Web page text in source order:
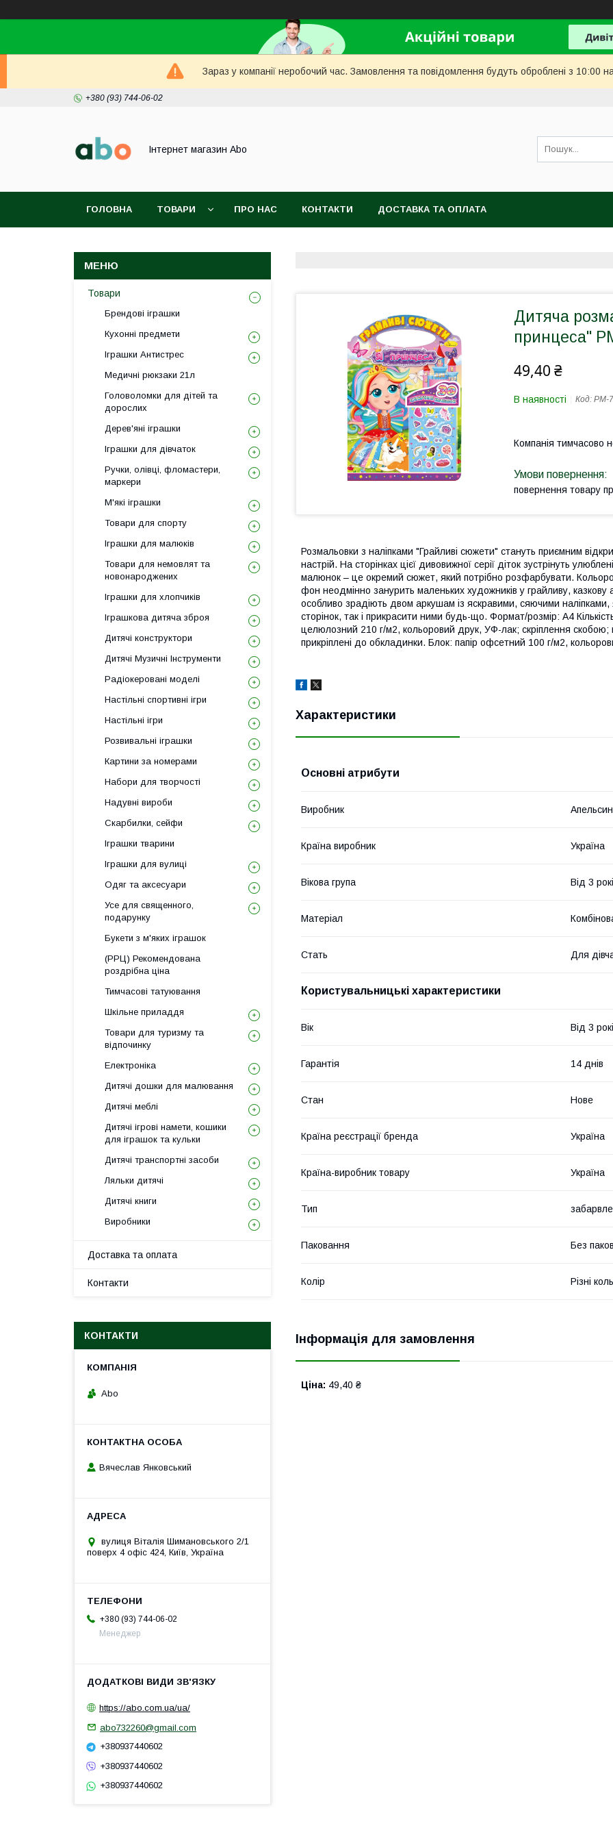
Зараз у компанії неробочий час. Замовлення та повідомлення будуть оброблені з 10:00
+380 (93) 744-06-02
Інтернет магазин Abo
ГОЛОВНА ТОВАРИ ПРО НАС КОНТАКТИ ДОСТАВКА ТА ОПЛАТА
Дитяча
принцеса"
49,40 ₴
В наявності Код: РМ-
Компанія тимчасово
повернення товару
Розмальовки з наліпками "Грайливі сюжети" стануть приємним
настрій. На сторінках цієї дивовижної серії діток зустрінуть
малюнок – це окремий сюжет, який потрібно розфарбувати.
фон неодмінно занурить маленьких художників у грайливу,
особливо зрадіють двом аркушам із яскравими, сяючими
сторінок, так і прикрасити ними будь-що. Формат/розмір: А4
целюлозний 210 г/м2, кольоровий друк, УФ-лак; скріплення скобою;
прикріплені до обкладинки. Блок: папір офсетний 100 г/м2,
Характеристики
Основні атрибути
Виробник Апельсин
Країна виробник Україна
Вікова група Від 3
Матеріал
Стать Для
Користувальницькі характеристики
Вік Від 3
Гарантія 14 днів
Стан Нове
Країна реєстрації бренда Україна
Країна-виробник товару Україна
Тип
Паковання Без
Колір Різні
Інформація для замовлення
Ціна: 49,40 ₴
Товари
Брендові іграшки
Кухонні предмети
Іграшки Антистрес
Медичні рюкзаки 21л
Головоломки для дітей та
дорослих
Дерев'яні іграшки
Іграшки для дівчаток
Ручки, олівці, фломастери,
маркери
М'які іграшки
Товари для спорту
Іграшки для малюків
Товари для немовлят та
новонароджених
Іграшки для хлопчиків
Іграшкова дитяча зброя
Дитячі конструктори
Дитячі Музичні Інструменти
Радіокеровані моделі
Настільні спортивні ігри
Настільні ігри
Розвивальні іграшки
Картини за номерами
Набори для творчості
Надувні вироби
Скарбилки, сейфи
Іграшки тварини
Іграшки для вулиці
Одяг та аксесуари
Усе для священного,
подарунку
Букети з м'яких іграшок
(РРЦ) Рекомендована
роздрібна ціна
Тимчасові татуювання
Шкільне приладдя
Товари для туризму та
відпочинку
Електроніка
Дитячі дошки для малювання
Дитячі меблі
Дитячі ігрові намети, кошики
для іграшок та кульки
Дитячі транспортні засоби
Ляльки дитячі
Дитячі книги
Виробники
Доставка та оплата
Контакти
КОНТАКТИ
Abo
Вячеслав Янковський
вулиця Віталія Шимановського 2/1
поверх 4 офіс 424, Київ, Україна
+380 (93) 744-06-02
Менеджер
https://abo.com.ua/ua/
abo732260@gmail.com
+380937440602
+380937440602
+380937440602